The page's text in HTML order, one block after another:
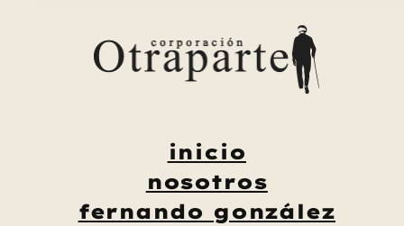
inicio
nosotros
fernando gonzález